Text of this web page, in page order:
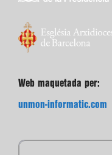
Web maquetada per:
unmon-informatic.com